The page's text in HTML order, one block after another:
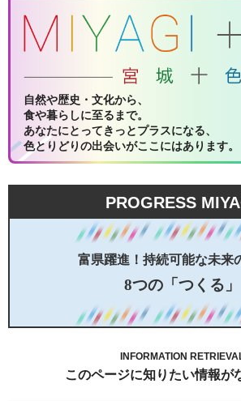
自然や歴史・文化から、
食や暮らしに至るまで。
あなたにとってきっとプラスになる、
色とりどりの出会いがここにはあります。
PROGRESS
富県躍進！持続可能な未来
8つの「つくる」
INFORMATION
このページに知りたい情報が